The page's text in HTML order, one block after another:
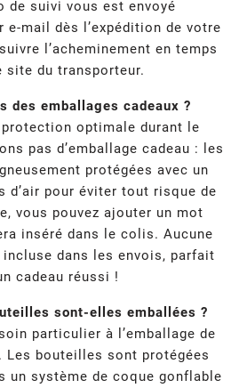
de suivi vous est envoyé
e-mail dès l’expédition de votre
l’acheminement en temps
site du transporteur.
des emballages cadeaux ?
optimale durant le
pas d’emballage cadeau : les
protégées avec un
d’air pour éviter tout risque de
vous pouvez ajouter un mot
inséré dans le colis. Aucune
incluse dans les envois, parfait
cadeau réussi !
sont-elles emballées ?
particulier à l’emballage de
Les bouteilles sont protégées
un système de coque gonflable